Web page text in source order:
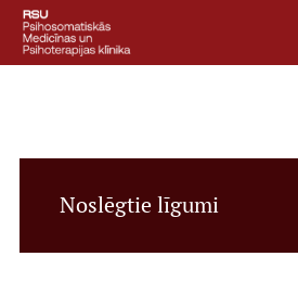
Pārlekt
galveno
saturu
Mobile
augšējā
izvēlne
Noslēgtie līgumi